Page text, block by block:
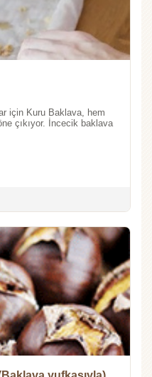
için Kuru Baklava, hem
çıkıyor. İncecik baklava